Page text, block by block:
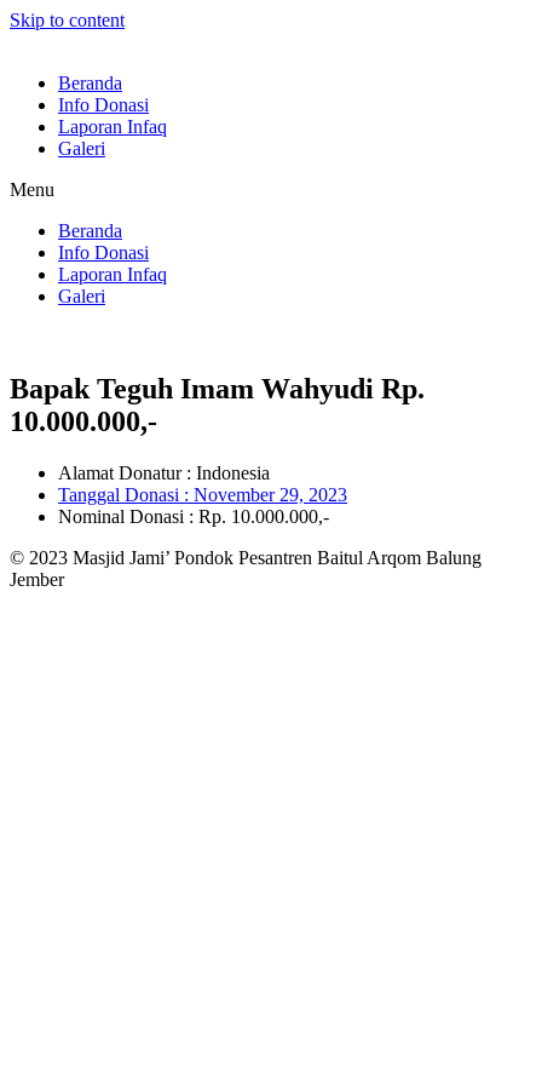
Skip to content
Beranda
Info Donasi
Laporan Infaq
Galeri
Menu
Beranda
Info Donasi
Laporan Infaq
Galeri
Bapak Teguh Imam Wahyudi Rp.
10.000.000,-
Alamat Donatur : Indonesia
Tanggal Donasi : November 29, 2023
Nominal Donasi : Rp. 10.000.000,-
© 2023 Masjid Jami’ Pondok Pesantren Baitul Arqom Balung
Jember